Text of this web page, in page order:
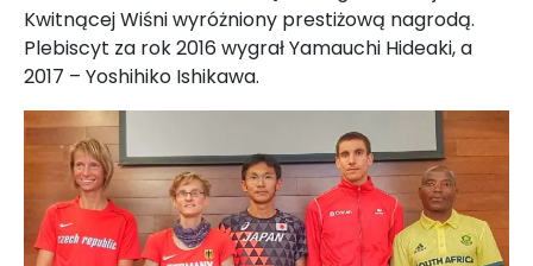
Kwitnącej Wiśni wyróżniony prestiżową nagrodą.
Plebiscyt za rok 2016 wygrał Yamauchi Hideaki, a
2017 – Yoshihiko Ishikawa.